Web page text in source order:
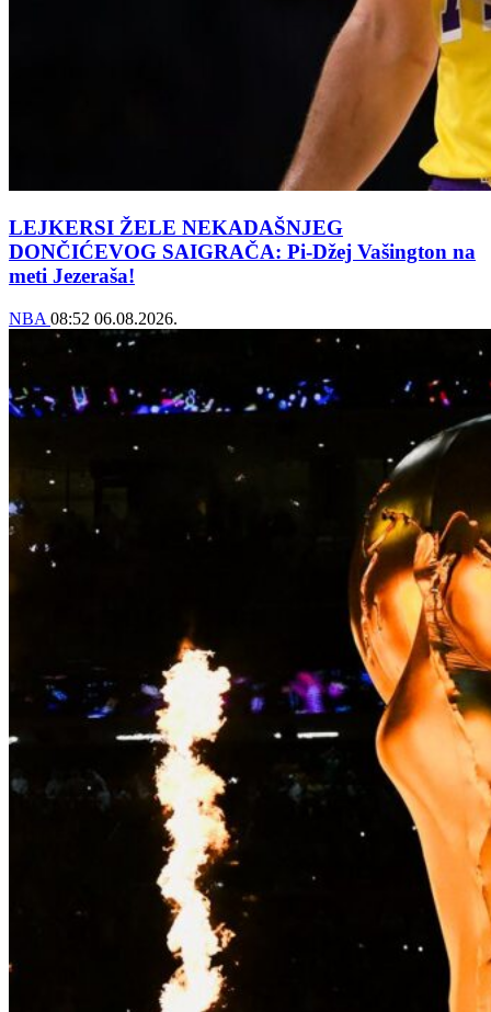
LEJKERSI ŽELE NEKADAŠNJEG
DONČIĆEVOG SAIGRAČA: Pi-Džej Vašington na
meti Jezeraša!
NBA 08:52 06.08.2026.